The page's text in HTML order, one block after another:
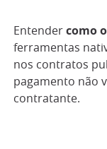
Entender como
ferramentas
nos contratos
pagamento não
contratante.